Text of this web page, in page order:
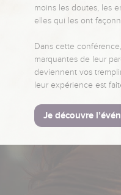
moins les doutes, les
elles qui les ont
Dans cette
marquantes de leur
deviennent vos
leur expérience est
Je découvre